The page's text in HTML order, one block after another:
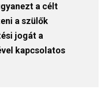
a célt
a szülők
jogát a
kapcsolatos